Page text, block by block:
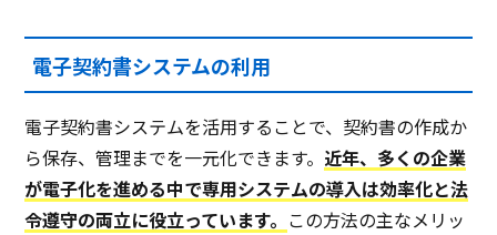
電子契約書システムの利用
電子契約書システムを活用することで、契約書の作成か
ら保存、管理までを一元化できます。 近年、多くの企業
が電子化を進める中で専用システムの導入は効率化と法
令遵守の両立に役立っています。 この方法の主なメリッ